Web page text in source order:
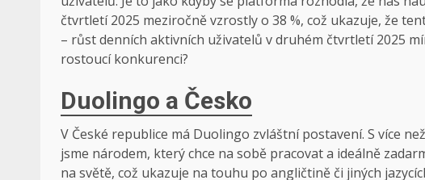
čtvrtletí 2025 meziročně vzrostly o 38 %, což ukazuje, že
– růst denních aktivních uživatelů v druhém čtvrtletí 2025
rostoucí konkurenci?
Duolingo a Česko
V České republice má Duolingo zvláštní postavení. S více
jsme národem, který chce na sobě pracovat a ideálně
na světě, což ukazuje na touhu po angličtině či jiných